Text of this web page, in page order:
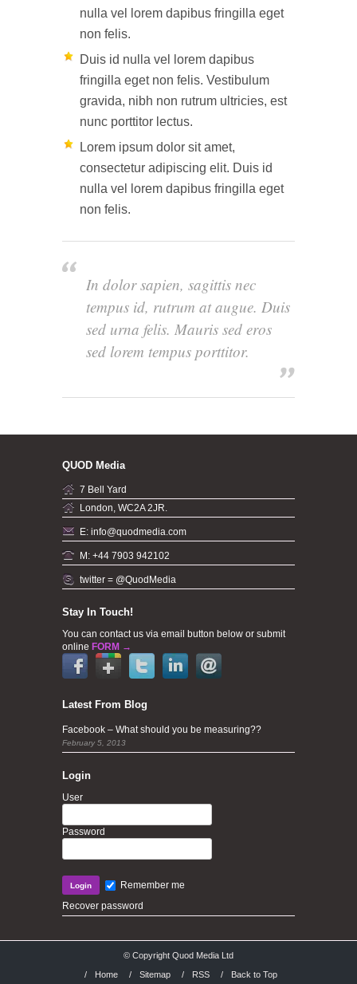
nulla vel lorem dapibus fringilla eget
non felis.
Duis id nulla vel lorem dapibus
fringilla eget non felis. Vestibulum
gravida, nibh non rutrum ultricies, est
nunc porttitor lectus.
Lorem ipsum dolor sit amet,
consectetur adipiscing elit. Duis id
nulla vel lorem dapibus fringilla eget
non felis.
In dolor sapien, sagittis nec
tempus id, rutrum at augue. Duis
sed urna felis. Mauris sed eros
sed lorem tempus porttitor.
QUOD Media
7 Bell Yard
London, WC2A 2JR.
E: info@quodmedia.com
M: +44 7903 942102
twitter = @QuodMedia
Stay In Touch!
You can contact us via email button below or submit
online FORM →
Latest From Blog
Facebook – What should you be measuring??
February 5, 2013
Login
User
Password
Remember me
Recover password
© Copyright Quod Media Ltd
/
Home / Sitemap / RSS / Back to Top